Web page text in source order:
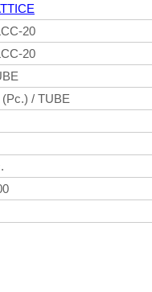
20
20
(Pc.) / TUBE